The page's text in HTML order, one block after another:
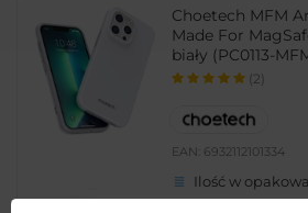
Choetech MFM
Made For
biały (PC0113-
(2)
EAN: 6932112101334
Ilość w